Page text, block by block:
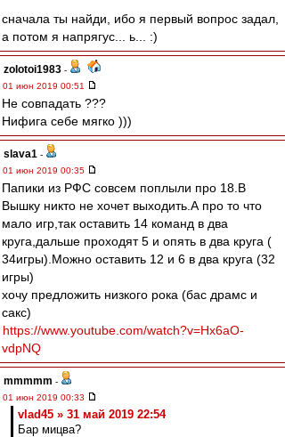
сначала ты найди, ибо я первый вопрос задал,
а потом я напрягус... ь... :)
zolotoi1983 -
01 июн 2019 00:51
Не совпадать ???
Нифига себе мягко )))
slava1 -
01 июн 2019 00:35
Папики из РФС совсем поплыли про 18.В
Вышку никто не хочет выходить.А про то что
мало игр,так оставить 14 команд в два
круга,дальше проходят 5 и опять в два круга (
34игры).Можно оставить 12 и 6 в два круга (32
игры)
хочу предложить низкого рока (бас драмс и
сакс)
https://www.youtube.com/watch?v=Hx6aO-
vdpNQ
mmmmm -
01 июн 2019 00:33
vlad45 » 31 май 2019 22:54
Бар мицва?